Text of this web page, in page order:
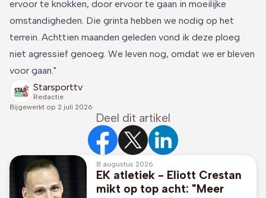
ervoor te knokken, door ervoor te gaan in moeilijke
omstandigheden. Die grinta hebben we nodig op het
terrein. Achttien maanden geleden vond ik deze ploeg
niet agressief genoeg. We leven nog, omdat we er bleven
voor gaan."
Starsporttv
Redactie
Bijgewerkt op 2 juli 2026
Deel dit artikel
8 augustus 2026
EK atletiek - Eliott Crestan
mikt op top acht: "Meer